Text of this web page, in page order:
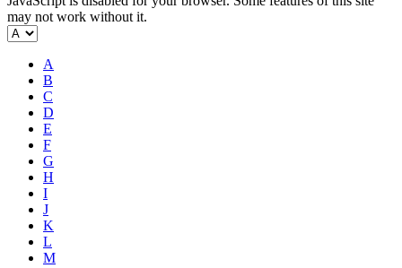
may not work without it.
A
B
C
D
E
F
G
H
I
J
K
L
M